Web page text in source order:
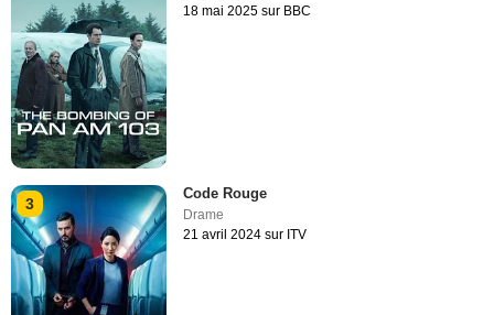
18 mai 2025 sur BBC
3
Code Rouge
Drame
21 avril 2024 sur ITV